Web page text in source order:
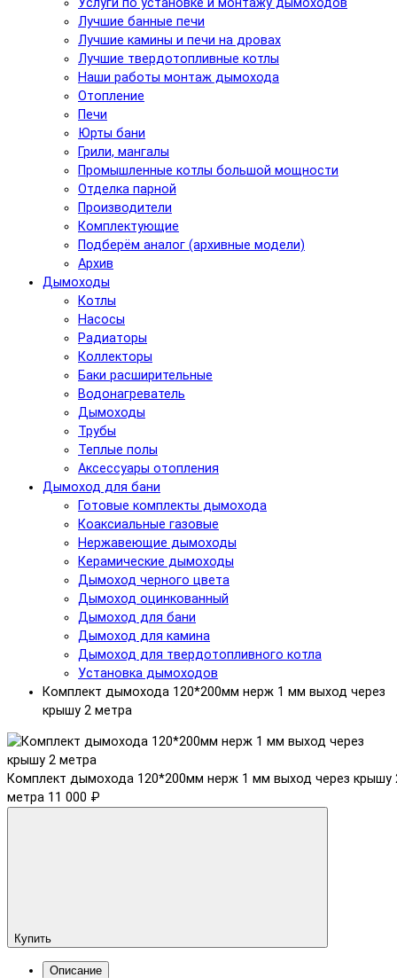
Лучшие банные печи
Лучшие камины и печи на дровах
Лучшие твердотопливные котлы
Наши работы монтаж дымохода
Отопление
Печи
Юрты бани
Грили, мангалы
Промышленные котлы большой мощности
Отделка парной
Производители
Комплектующие
Подберём аналог (архивные модели)
Архив
Дымоходы
Котлы
Насосы
Радиаторы
Коллекторы
Баки расширительные
Водонагреватель
Дымоходы
Трубы
Теплые полы
Аксессуары отопления
Дымоход для бани
Готовые комплекты дымохода
Коаксиальные газовые
Нержавеющие дымоходы
Керамические дымоходы
Дымоход черного цвета
Дымоход оцинкованный
Дымоход для бани
Дымоход для камина
Дымоход для твердотопливного котла
Установка дымоходов
Комплект дымохода 120*200мм нерж 1 мм выход через
крышу 2 метра
Комплект дымохода 120*200мм нерж 1 мм выход через крышу
метра 11 000 ₽
Купить
Описание